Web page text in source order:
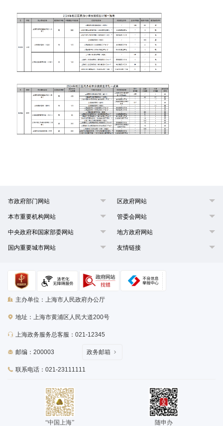
市政府部门网站 区政府网站
本市重要机构网站 管委会网站
中央政府和国家部委网站 地方政府网站
国内重要城市网站 友情链接
主办单位：上海市人民政府办公厅
地址：上海市黄浦区人民大道200号
上海政务服务总客服：021-12345
邮编：200003
联系电话：021-23111111
政务邮箱
“中国上海” 随申办